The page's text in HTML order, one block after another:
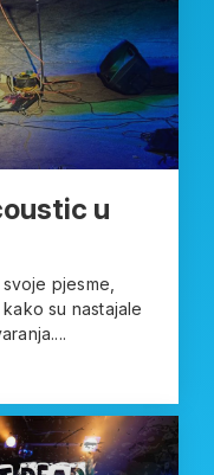
u
pjesme,
su nastajale